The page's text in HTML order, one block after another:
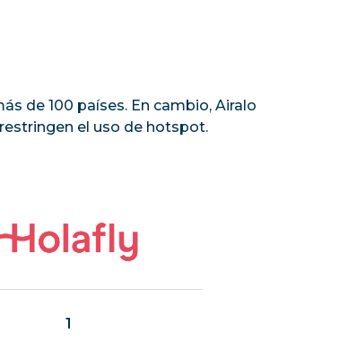
de 100 países. En cambio, Airalo
el uso de hotspot.
1